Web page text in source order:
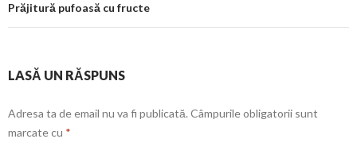
Prăjitură pufoasă cu fructe
LASĂ UN RĂSPUNS
Adresa ta de email nu va fi publicată. Câmpurile obligatorii sunt
marcate cu *